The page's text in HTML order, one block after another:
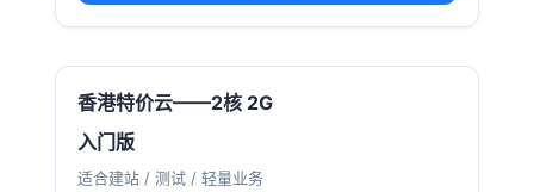
香港特价云——2核 2G
入门版
适合建站 / 测试 / 轻量业务